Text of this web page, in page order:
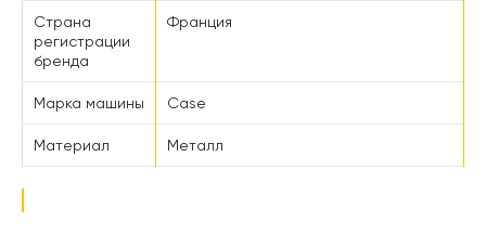
Страна
регистрации
бренда
Франция
Марка машины Case
Материал Металл